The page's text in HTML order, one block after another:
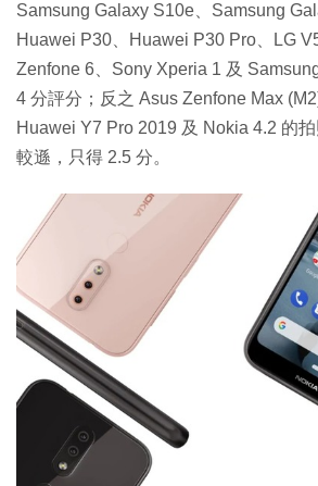
Samsung Galaxy S10e、Samsung
Huawei P30、Huawei P30 Pro、LG
Zenfone 6、Sony Xperia 1 及
4 分評分；反之 Asus Zenfone Max
Huawei Y7 Pro 2019 及 Nokia 4.2 的
較遜，只得 2.5 分。